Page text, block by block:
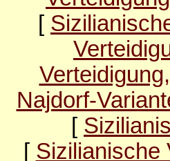
[
Najdorf-
[
[ Sizilianische